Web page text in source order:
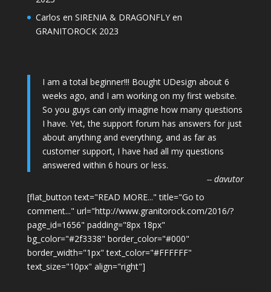
Carlos en SIRENIA & DRAGONFLY en
GRANITOROCK 2023
I am a total beginner!!! Bought UDesign about 6
weeks ago, and I am working on my first website.
So you guys can only imagine how many questions
I have. Yet, the support forum has answers for just
about anything and everything, and as far as
customer support, I have had all my questions
answered within 6 hours or less.
-- davutor
[flat_button text="READ MORE..." title="Go to
comment..." url="http://www.granitorock.com/2016/?
page_id=1656" padding="8px 18px"
bg_color="#2f3338" border_color="#000"
border_width="1px" text_color="#FFFFFF"
text_size="10px" align="right"]